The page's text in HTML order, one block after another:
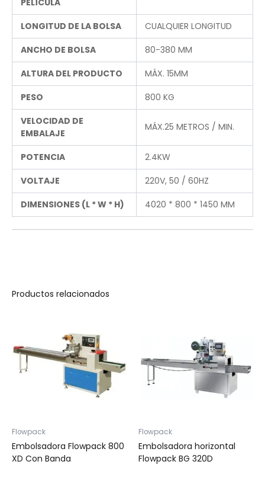
LONGITUD DE LA BOLSA
CUALQUIER LONGITUD
ANCHO DE BOLSA
80-380 MM
ALTURA DEL PRODUCTO
MÁX. 15MM
PESO
800 KG
VELOCIDAD DE
EMBALAJE
MÁX.25 METROS / MIN.
POTENCIA
2.4KW
VOLTAJE
220V, 50 / 60HZ
DIMENSIONES (L * W * H)
4020 * 800 * 1450 MM
Productos relacionados
Flowpack
Embolsadora Flowpack 800
XD Con Banda
Flowpack
Embolsadora horizontal
Flowpack BG 320D